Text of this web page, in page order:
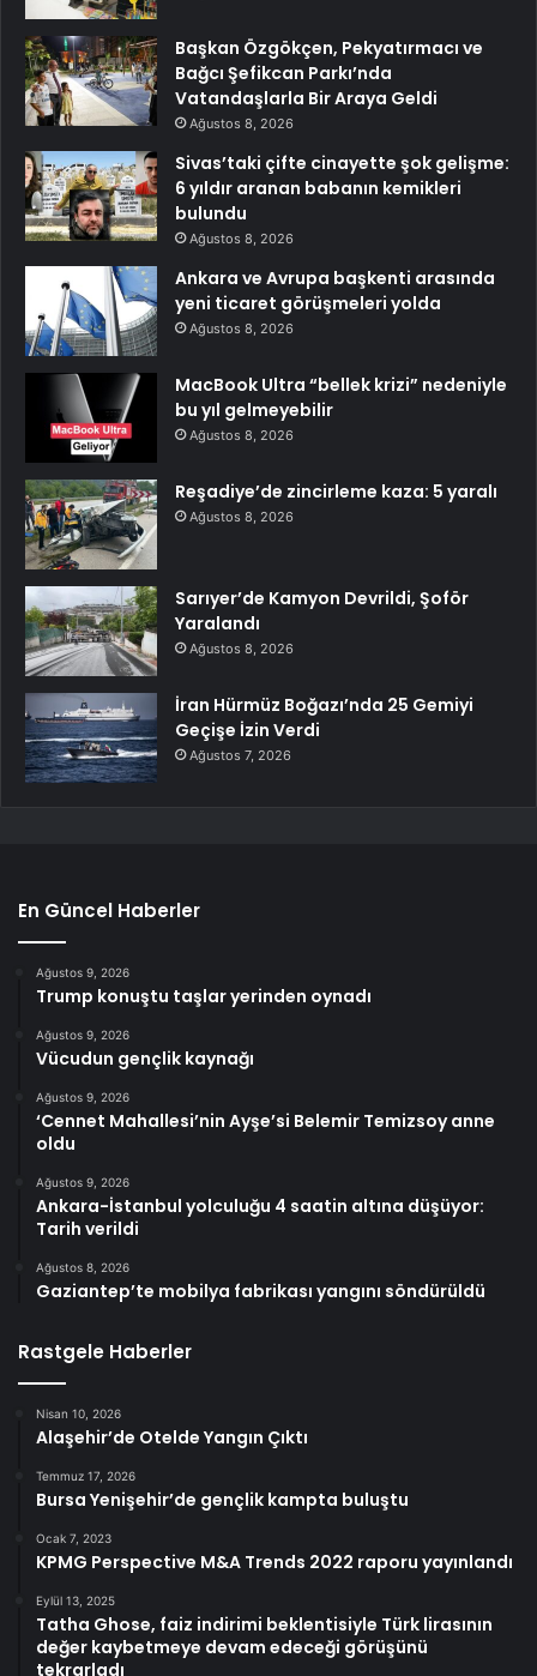
Başkan Özgökçen, Pekyatırmacı ve
Bağcı Şefikcan Parkı’nda
Vatandaşlarla Bir Araya Geldi
Ağustos 8, 2026
Sivas’taki çifte cinayette şok gelişme:
6 yıldır aranan babanın kemikleri
bulundu
Ağustos 8, 2026
Ankara ve Avrupa başkenti arasında
yeni ticaret görüşmeleri yolda
Ağustos 8, 2026
MacBook Ultra “bellek krizi” nedeniyle
bu yıl gelmeyebilir
Ağustos 8, 2026
Reşadiye’de zincirleme kaza: 5 yaralı
Ağustos 8, 2026
Sarıyer’de Kamyon Devrildi, Şoför
Yaralandı
Ağustos 8, 2026
İran Hürmüz Boğazı’nda 25 Gemiyi
Geçişe İzin Verdi
Ağustos 7, 2026
En Güncel Haberler
Ağustos 9, 2026
Trump konuştu taşlar yerinden oynadı
Ağustos 9, 2026
Vücudun gençlik kaynağı
Ağustos 9, 2026
‘Cennet Mahallesi’nin Ayşe’si Belemir Temizsoy anne
oldu
Ağustos 9, 2026
Ankara-İstanbul yolculuğu 4 saatin altına düşüyor:
Tarih verildi
Ağustos 8, 2026
Gaziantep’te mobilya fabrikası yangını söndürüldü
Rastgele Haberler
Nisan 10, 2026
Alaşehir’de Otelde Yangın Çıktı
Temmuz 17, 2026
Bursa Yenişehir’de gençlik kampta buluştu
Ocak 7, 2023
KPMG Perspective M&A Trends 2022 raporu yayınlandı
Eylül 13, 2025
Tatha Ghose, faiz indirimi beklentisiyle Türk lirasının
değer kaybetmeye devam edeceği görüşünü
tekrarladı